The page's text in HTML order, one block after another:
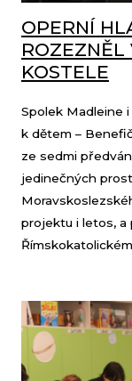
OPERNÍ
ROZEZNĚL
KOSTELE
Spolek Madleine
k dětem –
ze sedmi
jedinečných
projektu i letos, a